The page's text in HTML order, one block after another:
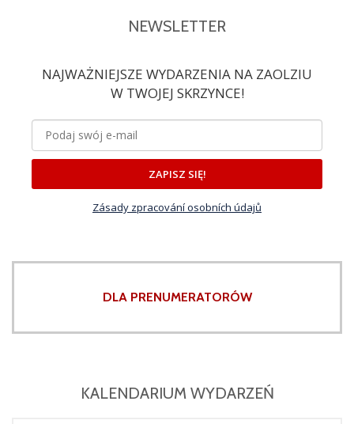
NEWSLETTER
NAJWAŻNIEJSZE WYDARZENIA NA ZAOLZIU
W TWOJEJ SKRZYNCE!
ZAPISZ SIĘ!
Zásady zpracování osobních údajů
DLA PRENUMERATORÓW
KALENDARIUM WYDARZEŃ